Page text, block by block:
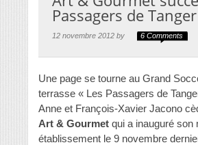
Passagers de Tanger
12 novembre 2012 by 6 Comments
Une page se tourne au Grand
terrasse « Les Passagers de
Anne et François-Xavier Jacono
Art & Gourmet qui a inauguré son
établissement le 9 novembre